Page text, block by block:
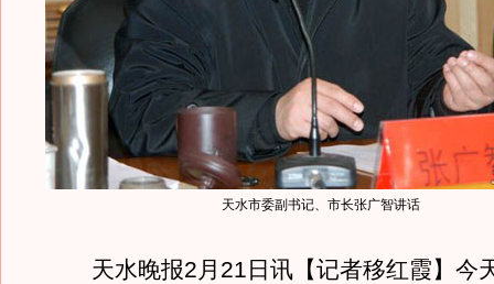
天水市委副书记、市长张广智讲话
天水晚报2月21日讯【记者移红霞】今